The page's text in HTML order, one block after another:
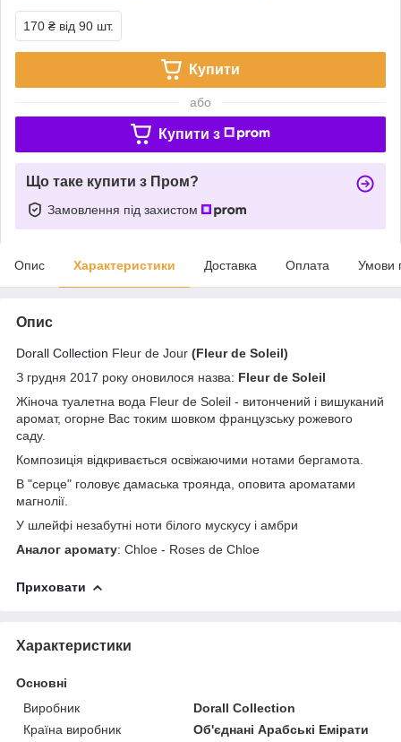
170 ₴ від 90 шт.
Купити
або
Купити з
Що таке купити з Пром?
Замовлення під захистом
Опис Характеристики Доставка Оплата Умови
Опис
Dorall Collection Fleur de Jour (Fleur de Soleil)
З грудня 2017 року оновилося назва: Fleur de Soleil
Жіноча туалетна вода Fleur de Soleil - витончений і вишуканий
аромат, огорне Вас токим шовком французську рожевого
саду.
Композиція відкривається освіжаючими нотами бергамота.
В "серце" головує дамаська троянда, оповита ароматами
магнолії.
У шлейфі незабутні ноти білого мускусу і амбри
Аналог аромату: Chloe - Roses de Chloe
Приховати
Характеристики
Основні
Виробник
Dorall Collection
Країна виробник
Об'єднані Арабські Емірати